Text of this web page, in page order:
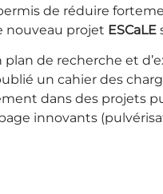
de réduire
nouveau projet ESCaLE
plan de recherche et
un cahier des
dans des projets
innovants